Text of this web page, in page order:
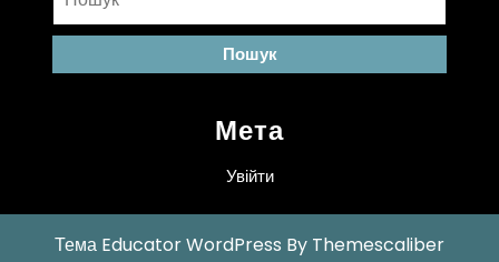
Мета
Увійти
Тема Educator WordPress By Themescaliber